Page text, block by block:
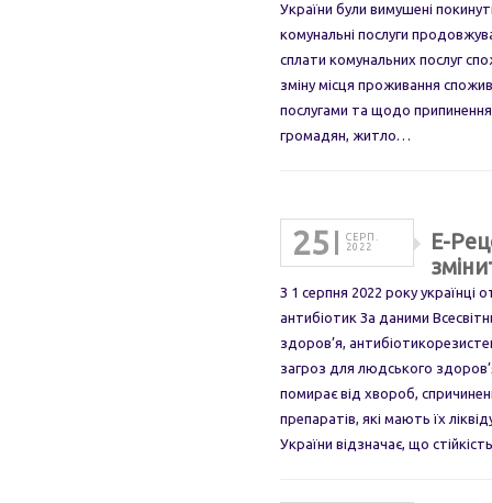
України були вимушені
комунальні послуги
сплати комунальних послуг
зміну місця проживання
послугами та щодо
громадян, житло…
25
СЕРП.
2022
Е-
З 1 серпня 2022 року
антибіотик За даними
здоров’я,
загроз для людського
помирає від хвороб,
препаратів, які мають їх
України відзначає, що